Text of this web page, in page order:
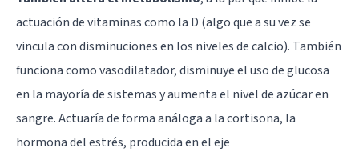
actuación de vitaminas como la D (algo que a su vez se
vincula con disminuciones en los niveles de calcio). También
funciona como vasodilatador, disminuye el uso de glucosa
en la mayoría de sistemas y aumenta el nivel de azúcar en
sangre. Actuaría de forma análoga a la cortisona, la
hormona del estrés, producida en el eje